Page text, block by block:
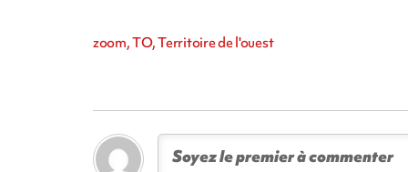
zoom, TO, Territoire de l'ouest